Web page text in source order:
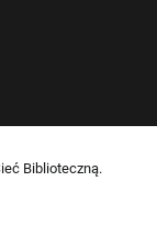
Biblioteczną.